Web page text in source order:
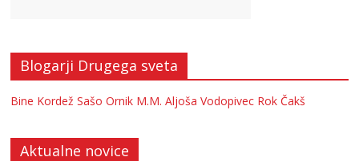
Blogarji Drugega sveta
Bine Kordež Sašo Ornik M.M. Aljoša Vodopivec Rok Čakš
Aktualne novice